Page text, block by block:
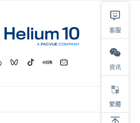
客服
资讯
繁體